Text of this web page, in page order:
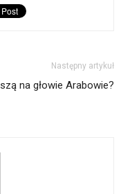
Następny artykuł
na głowie Arabowie?